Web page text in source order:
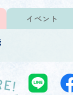
イベント